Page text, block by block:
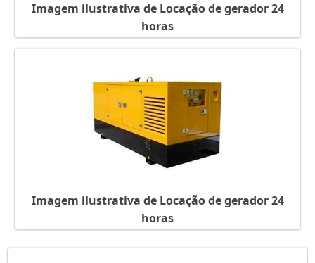
Imagem ilustrativa de Locação de gerador 24
horas
Imagem ilustrativa de Locação de gerador 24
horas